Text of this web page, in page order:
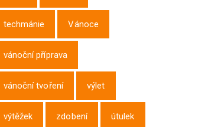
techmánie Vánoce
vánoční příprava
vánoční tvoření výlet
výtěžek zdobení útulek